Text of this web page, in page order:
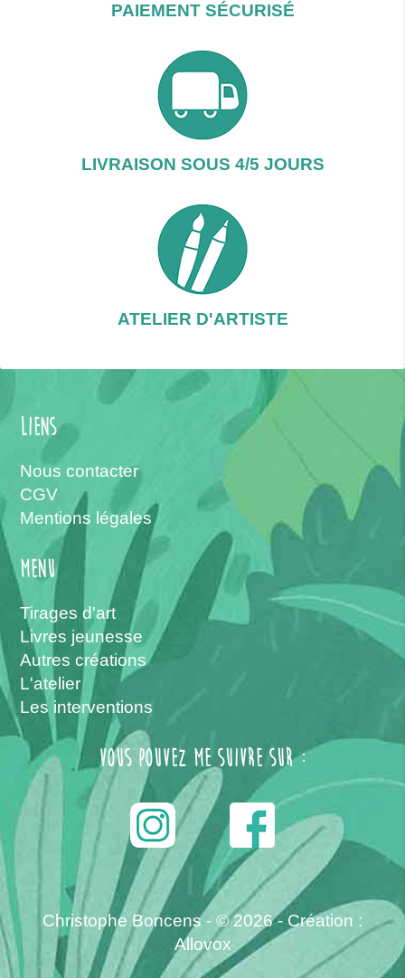
PAIEMENT SÉCURISÉ
LIVRAISON SOUS 4/5 JOURS
ATELIER D'ARTISTE
Liens
Nous contacter
CGV
Mentions légales
menu
Tirages d'art
Livres jeunesse
Autres créations
L'atelier
Les interventions
Vous pouvez me suivre sur :
------
Christophe Boncens - © 2026 - Création :
Allovox